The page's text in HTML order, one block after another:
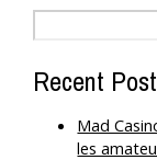
Recent
Mad
les